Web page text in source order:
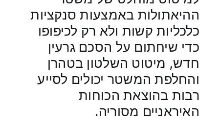
ההיאתולות באמצעות סנקציות
כלכליות קשות ולא רק לכיפופו
כדי שיחתום על הסכם גרעין
חדש, מיטוט השלטון בטהרן
והחלפת המשטר יכולים לסייע
רבות בהוצאת הכוחות
האיראניים מסוריה.